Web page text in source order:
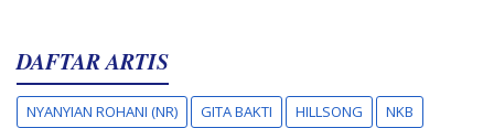
DAFTAR ARTIS
NYANYIAN ROHANI (NR) GITA BAKTI HILLSONG
NKB